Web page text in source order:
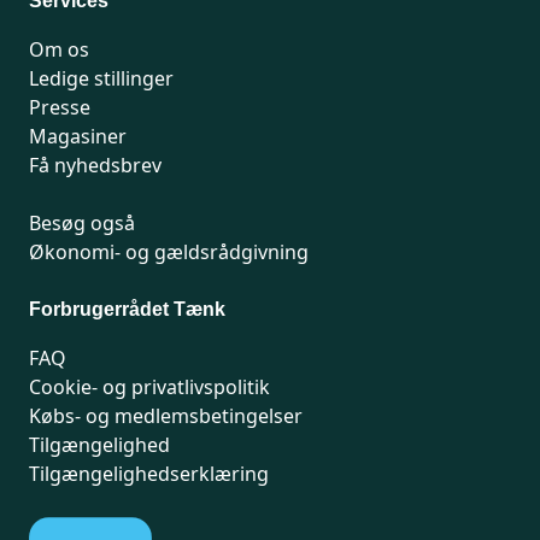
Om os
Ledige stillinger
Presse
Magasiner
Få nyhedsbrev
Besøg også
Økonomi- og gældsrådgivning
Forbrugerrådet Tænk
FAQ
Cookie- og privatlivspolitik
Købs- og medlemsbetingelser
Tilgængelighed
Tilgængelighedserklæring